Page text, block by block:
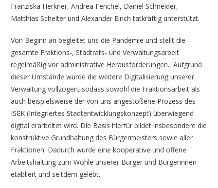
Franziska Herkner, Andrea Fenchel, Daniel Schneider,
Matthias Schelter und Alexander Eirich tatkräftig unterstützt.
Von Beginn an begleitet uns die Pandemie und stellt die
gesamte Fraktions-, Stadtrats- und Verwaltungsarbeit
regelmäßig vor administrative Herausforderungen. Aufgrund
dieser Umstände wurde die weitere Digitalisierung unserer
Verwaltung vollzogen, sodass sowohl die Fraktionsarbeit als
auch beispielsweise der von uns angestoßene Prozess des
ISEK (Integriertes Stadtentwicklungskonzept) überwiegend
digital erarbeitet wird. Die Basis hierfür bildet insbesondere die
konstruktive Grundhaltung des Bürgermeisters sowie aller
Fraktionen. Dadurch wurde eine kooperative und offene
Arbeitshaltung zum Wohle unserer Bürger und Bürgerinnen
etabliert und seitdem gelebt.